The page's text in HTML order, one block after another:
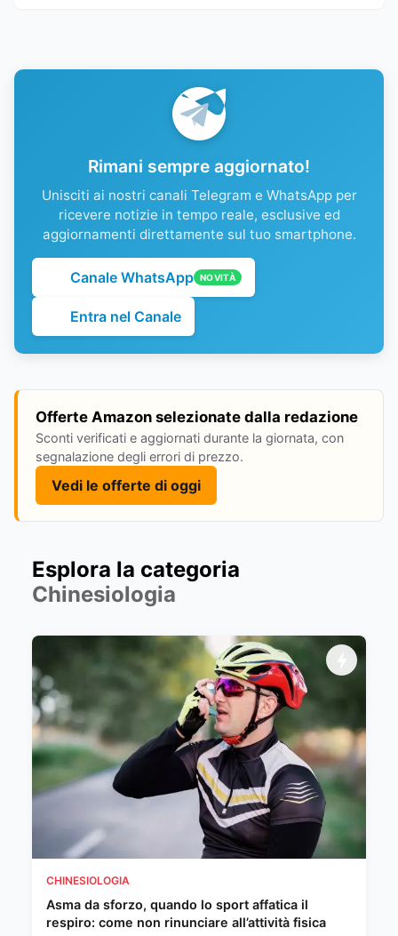
Rimani sempre aggiornato!
Unisciti ai nostri canali Telegram e WhatsApp per
ricevere notizie in tempo reale, esclusive ed
aggiornamenti direttamente sul tuo smartphone.
Canale WhatsApp NOVITÀ
Entra nel Canale
Offerte Amazon selezionate dalla redazione
Sconti verificati e aggiornati durante la giornata, con
segnalazione degli errori di prezzo.
Vedi le offerte di oggi
Esplora la categoria
Chinesiologia
CHINESIOLOGIA
Asma da sforzo, quando lo sport affatica il
respiro: come non rinunciare all’attività fisica